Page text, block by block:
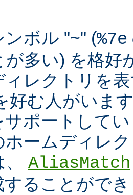
ンボル "~" (%7e
が多い) を格好
ィレクトリを
好む人がいま
サポートして
ホームディレ
AliasMatch
することがで